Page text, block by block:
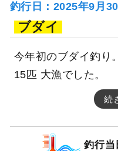
釣行日：2025年9月
ブダイ
今年初のブダイ釣り
15匹 大漁でした。
続
釣行当